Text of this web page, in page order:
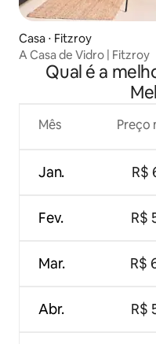
Casa ⋅ Fitzroy
A Casa de Vidro | Fitzroy
Qual é a
Mês
Jan.
Fev.
Mar.
Abr.
Preço
R$
R$
R$
R$